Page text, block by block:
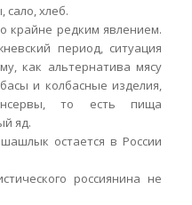
сало, хлеб.
крайне редким явлением.
период, ситуация
как альтернатива мясу
и колбасные изделия,
то есть пища
яд.
остается в России
россиянина не